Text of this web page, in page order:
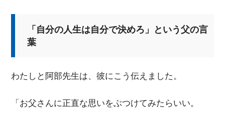
「自分の人生は自分で決めろ」という父の言
葉
わたしと阿部先生は、彼にこう伝えました。
「お父さんに正直な思いをぶつけてみたらいい。